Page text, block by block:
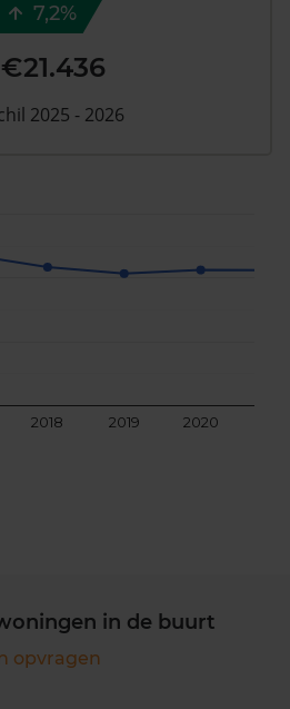
2018 2019 2020
7,2%
2025 - 2026
in de buurt
opvragen